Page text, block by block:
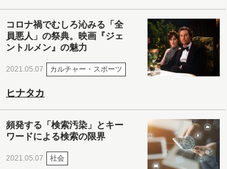
コロナ禍でむしろ沁みる「全
員悪人」の祭典。映画『ジェ
ントルメン』の魅力
2021.05.07 カルチャー・スポーツ
ヒナタカ
頻発する「検索汚染」とキー
ワードによる検索の限界
2021.05.07 社会